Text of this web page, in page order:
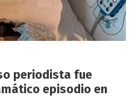
periodista fue
episodio en